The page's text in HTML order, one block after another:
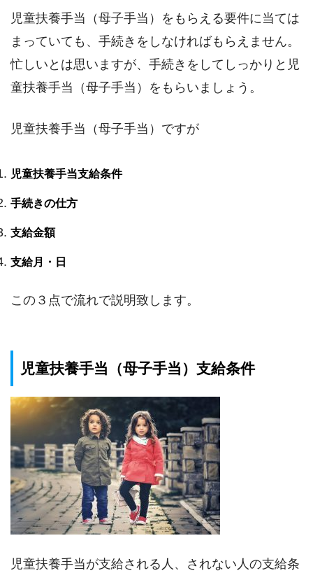
児童扶養手当（母子手当）をもらえる要件に当ては
まっていても、手続きをしなければもらえません。
忙しいとは思いますが、手続きをしてしっかりと児
童扶養手当（母子手当）をもらいましょう。
児童扶養手当（母子手当）ですが
児童扶養手当支給条件
手続きの仕方
支給金額
支給月・日
この３点で流れで説明致します。
児童扶養手当（母子手当）支給条件
児童扶養手当が支給される人、されない人の支給条